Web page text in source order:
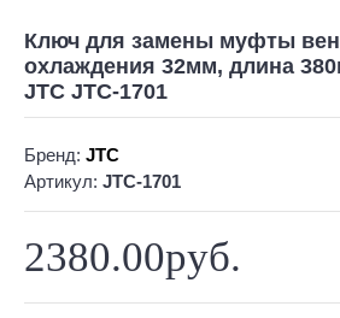
Ключ для замены муфты
охлаждения 32мм, длина
JTC JTC-1701
Бренд: JTC
Артикул: JTC-1701
2380.00руб.